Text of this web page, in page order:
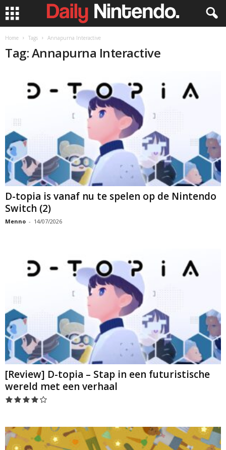
Home Tags Annapurna Interactive
Tag: Annapurna Interactive
D-topia is vanaf nu te spelen op de Nintendo
Switch (2)
Menno - 14/07/2026
[Review] D-topia – Stap in een futuristische
wereld met een verhaal